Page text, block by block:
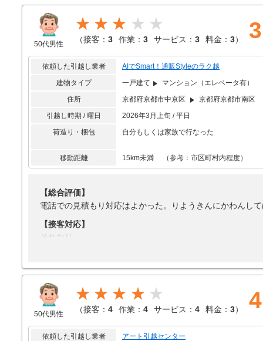
50代男性
★★★
（接客： 3 作業： 3 サービス： 3 料金： 3） 3
依頼した引越し業者
AIでSmart！通販Styleのラク越
建物タイプ
一戸建て
マンション（エレベータ有）
住所
京都府京都市中京区
京都府京都市南区
引越し時期 / 曜日
2026年3月上旬 / 平日
荷造り・梱包
自分もしくは家族で行なった
移動距離 15km未満 （参考：市区町村内程度）
【総合評価】
電話での見積もり対応はよかった。りようきんにかわんし
【接客対応】
それなり
それなり
【サービス】
それなり
【料金】
それなり
50代男性
★★★★
（接客： 4 作業： 4 サービス： 4 料金： 3） 4
依頼した引越し業者 アート引越センター